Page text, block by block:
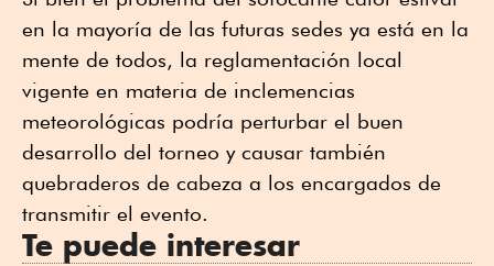
en la mayoría de las futuras sedes ya está en la
mente de todos, la reglamentación local
vigente en materia de inclemencias
meteorológicas podría perturbar el buen
desarrollo del torneo y causar también
quebraderos de cabeza a los encargados de
transmitir el evento.
Te puede interesar